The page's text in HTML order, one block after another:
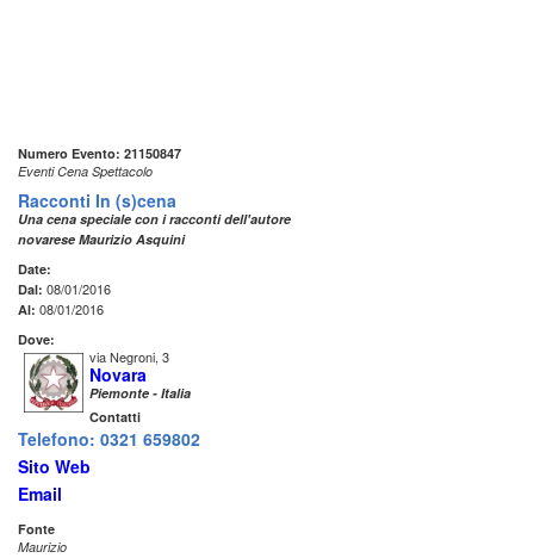
Numero Evento: 21150847
Eventi Cena Spettacolo
Racconti In (s)cena
Una cena speciale con i racconti dell'autore
novarese Maurizio Asquini
Date:
Dal: 08/01/2016
Al: 08/01/2016
Dove:
via Negroni, 3
Novara
Piemonte - Italia
Contatti
Telefono: 0321 659802
Sito Web
Email
Fonte
Maurizio